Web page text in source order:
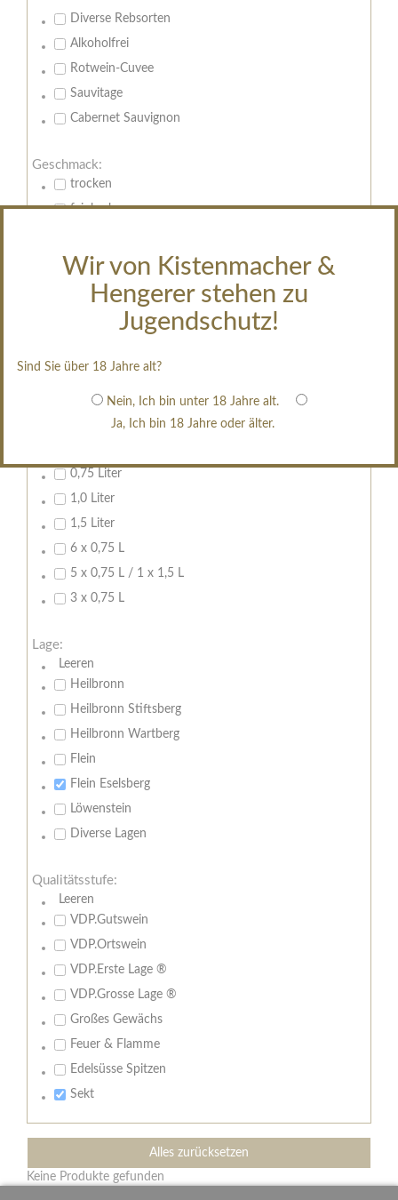
Wir von Kistenmacher &
Hengerer stehen zu
Jugendschutz!
Sind Sie über 18 Jahre alt?
Nein, Ich bin unter 18 Jahre alt.
Ja, Ich bin 18 Jahre oder älter.
Diverse Rebsorten
Alkoholfrei
Rotwein-Cuvee
Sauvitage
Cabernet Sauvignon
Geschmack:
trocken
feinherb
restsüß
edelsüß
weißgekeltert
im Holzfass gereift
0,75 Liter
1,0 Liter
1,5 Liter
6 x 0,75 L
5 x 0,75 L / 1 x 1,5 L
3 x 0,75 L
Lage:
Leeren
Heilbronn
Heilbronn Stiftsberg
Heilbronn Wartberg
Flein
Flein Eselsberg
Löwenstein
Diverse Lagen
Qualitätsstufe:
Leeren
VDP.Gutswein
VDP.Ortswein
VDP.Erste Lage ®
VDP.Grosse Lage ®
Großes Gewächs
Feuer & Flamme
Edelsüsse Spitzen
Sekt
Alles zurücksetzen
Keine Produkte gefunden